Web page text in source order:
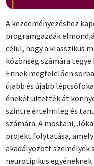
A kezdeményezéshez
programgazdák
célul, hogy a klasszikus
közönség számára
Ennek megfelelően
újabb és újabb
énekét ültették át
szintre értelmileg és
számára. A mostani,
projekt folytatása,
akadályozott személyek
neurotipikus